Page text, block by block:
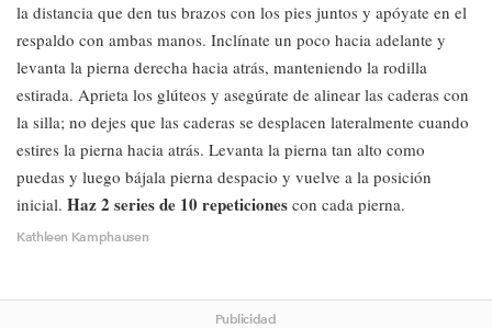
la distancia que den tus brazos con los pies juntos y apóyate en el
respaldo con ambas manos. Inclínate un poco hacia adelante y
levanta la pierna derecha hacia atrás, manteniendo la rodilla
estirada. Aprieta los glúteos y asegúrate de alinear las caderas con
la silla; no dejes que las caderas se desplacen lateralmente cuando
estires la pierna hacia atrás. Levanta la pierna tan alto como
puedas y luego bájala pierna despacio y vuelve a la posición
inicial. Haz 2 series de 10 repeticiones con cada pierna.
Kathleen Kamphausen
Publicidad